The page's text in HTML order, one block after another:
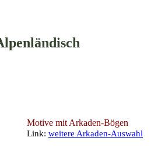
Motive mit Arkaden-Bögen
Link: weitere Arkaden-Auswahl